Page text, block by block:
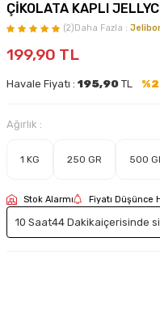
ÇİKOLATA KAPLI
(2) Daha Fazla :
199,90 TL
Havale Fiyatı : 195,90 TL %2
Ağırlık :
1 KG 250 GR 500
Stok Alarmı Fiyatı Düşünce
10 Saat44 Dakikaiçerisinde